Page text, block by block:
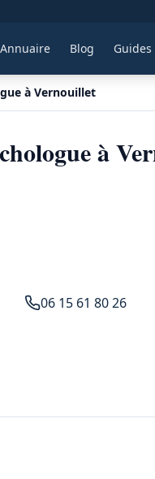
Annuaire Blog Guides
à Vernouillet
à
06 15 61 80 26